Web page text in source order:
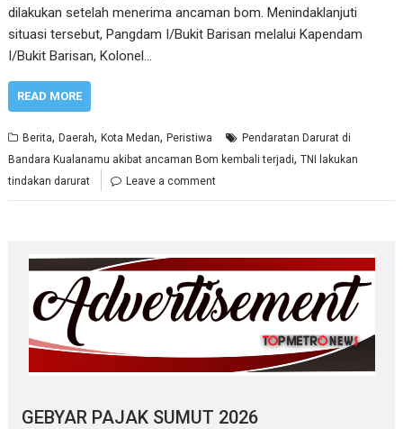
dilakukan setelah menerima ancaman bom. Menindaklanjuti
situasi tersebut, Pangdam I/Bukit Barisan melalui Kapendam
I/Bukit Barisan, Kolonel…
READ MORE
Berita,Daerah,Kota Medan,Peristiwa
Pendaratan Darurat di
Bandara Kualanamu akibat ancaman Bom kembali terjadi,TNI lakukan
tindakan darurat
Leave a comment
GEBYAR PAJAK SUMUT 2026